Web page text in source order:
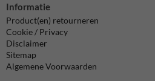
Informatie
Product(en) retourneren
Cookie / Privacy
Disclaimer
Sitemap
Algemene Voorwaarden